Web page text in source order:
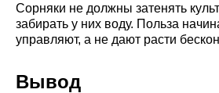
Сорняки не должны затенять
забирать у них воду. Польза
управляют, а не дают расти
Вывод